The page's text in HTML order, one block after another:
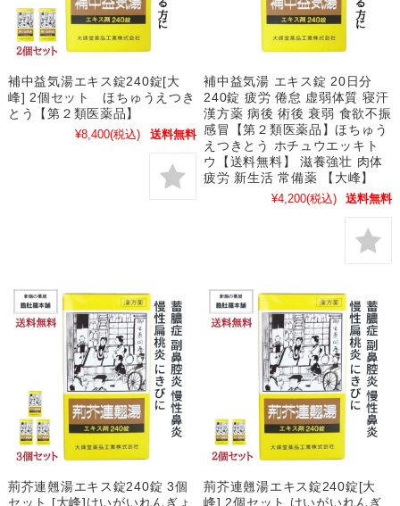
補中益気湯エキス錠240錠[大
峰] 2個セット ほちゅうえつき
とう【第２類医薬品】
¥8,400(税込) 送料無料
補中益気湯 エキス錠 20日分
240錠 疲労 倦怠 虚弱体質 寝汗
漢方薬 病後 術後 衰弱 食欲不振
感冒【第２類医薬品】ほちゅう
えつきとう ホチュウエッキト
ウ【送料無料】 滋養強壮 肉体
疲労 新生活 常備薬 【大峰】
¥4,200(税込) 送料無料
荊芥連翹湯エキス錠240錠 3個
セット [大峰]けいがいれんぎょ
荊芥連翹湯エキス錠240錠[大
峰] 2個セット けいがいれんぎ